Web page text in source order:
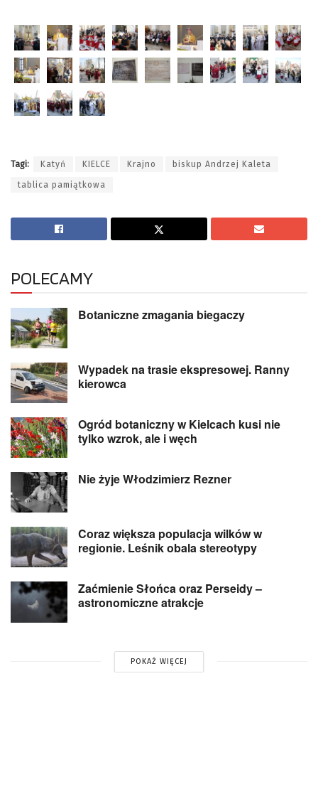
Tagi: Katyń KIELCE Krajno biskup Andrzej Kaleta
tablica pamiątkowa
POLECAMY
Botaniczne zmagania biegaczy
Wypadek na trasie ekspresowej. Ranny
kierowca
Ogród botaniczny w Kielcach kusi nie
tylko wzrok, ale i węch
Nie żyje Włodzimierz Rezner
Coraz większa populacja wilków w
regionie. Leśnik obala stereotypy
Zaćmienie Słońca oraz Perseidy –
astronomiczne atrakcje
POKAŻ WIĘCEJ